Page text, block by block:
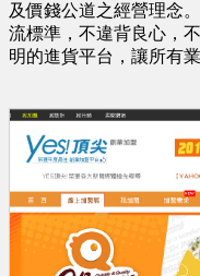
及價錢公道之經營理念
流標準，不違背良心，
明的進貨平台，讓所有